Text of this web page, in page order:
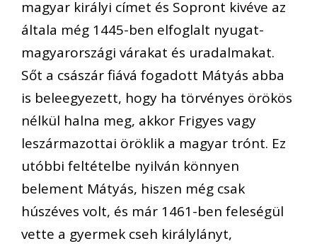
magyar királyi címet és Sopront kivéve az
általa még 1445-ben elfoglalt nyugat-
magyarországi várakat és uradalmakat.
Sőt a császár fiává fogadott Mátyás abba
is beleegyezett, hogy ha törvényes örökös
nélkül halna meg, akkor Frigyes vagy
leszármazottai öröklik a magyar trónt. Ez
utóbbi feltételbe nyilván könnyen
belement Mátyás, hiszen még csak
húszéves volt, és már 1461-ben feleségül
vette a gyermek cseh királylányt,